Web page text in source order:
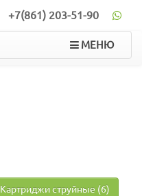
+7(861) 203-51-90
МЕНЮ
Картриджи струйные (6)